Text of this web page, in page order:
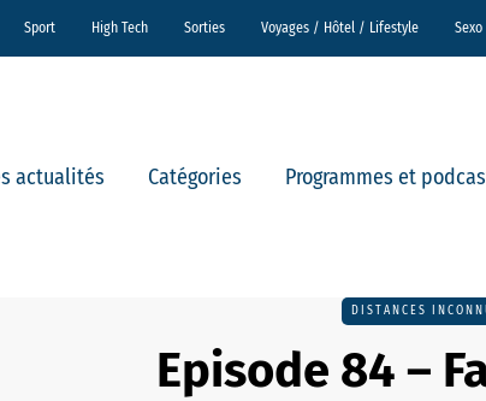
Sport High Tech Sorties Voyages / Hôtel / Lifestyle Sexo
actualités Catégories Programmes et
DISTANCES
Episode 84 –